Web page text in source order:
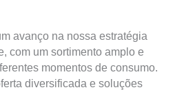
avanço na nossa estratégia
com um sortimento amplo e
momentos de consumo.
diversificada e soluções